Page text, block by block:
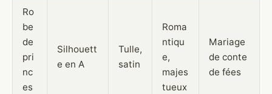
Ro
be
de
pri
nc
es
Silhouett
e en A
Tulle,
satin
Roma
ntiqu
e,
majes
tueux
Mariage
de conte
de fées